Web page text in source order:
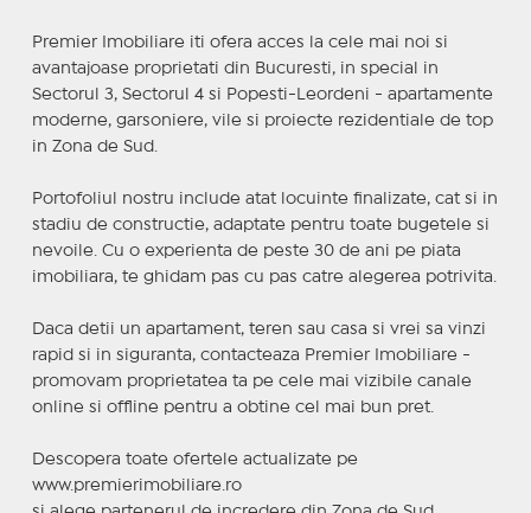
Premier Imobiliare iti ofera acces la cele mai noi si
avantajoase proprietati din Bucuresti, in special in
Sectorul 3, Sectorul 4 si Popesti-Leordeni - apartamente
moderne, garsoniere, vile si proiecte rezidentiale de top
in Zona de Sud.
Portofoliul nostru include atat locuinte finalizate, cat si in
stadiu de constructie, adaptate pentru toate bugetele si
nevoile. Cu o experienta de peste 30 de ani pe piata
imobiliara, te ghidam pas cu pas catre alegerea potrivita.
Daca detii un apartament, teren sau casa si vrei sa vinzi
rapid si in siguranta, contacteaza Premier Imobiliare -
promovam proprietatea ta pe cele mai vizibile canale
online si offline pentru a obtine cel mai bun pret.
Descopera toate ofertele actualizate pe
www.premierimobiliare.ro